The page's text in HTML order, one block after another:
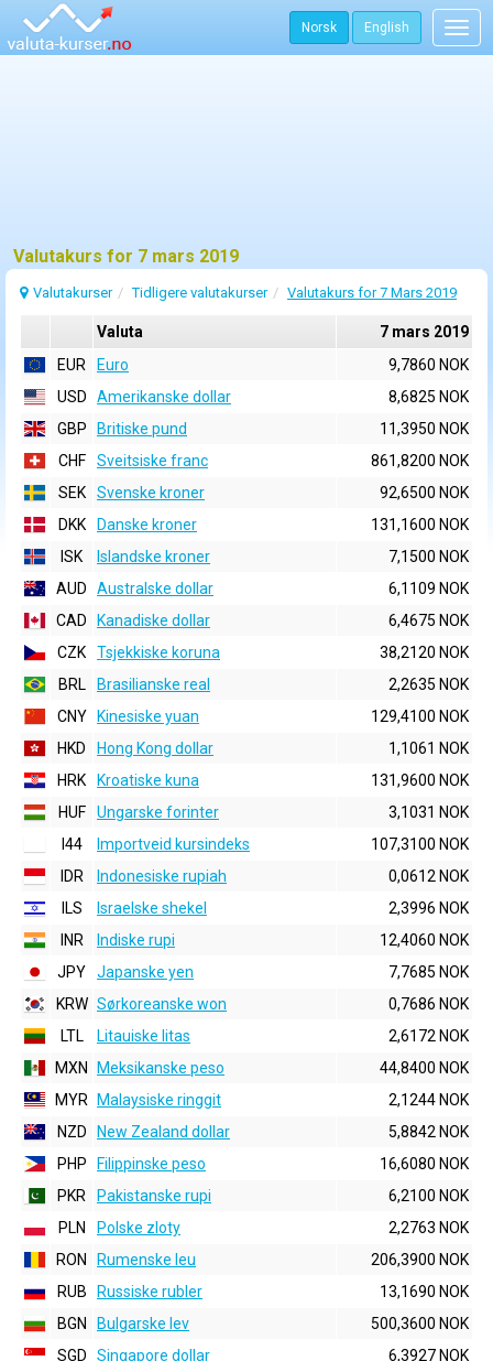
Norsk English
Valutakurs for 7 mars 2019
Valutakurser Tidligere valutakurser Valutakurs for 7 Mars 2019
Valuta
7 mars 2019
EUR
Euro
9,7860 NOK
USD
Amerikanske dollar
8,6825 NOK
GBP
Britiske pund
11,3950 NOK
CHF
Sveitsiske franc
861,8200 NOK
SEK
Svenske kroner
92,6500 NOK
DKK
Danske kroner
131,1600 NOK
ISK
Islandske kroner
7,1500 NOK
AUD
Australske dollar
6,1109 NOK
CAD
Kanadiske dollar
6,4675 NOK
CZK
Tsjekkiske koruna
38,2120 NOK
BRL
Brasilianske real
2,2635 NOK
CNY
Kinesiske yuan
129,4100 NOK
HKD
Hong Kong dollar
1,1061 NOK
HRK
Kroatiske kuna
131,9600 NOK
HUF
Ungarske forinter
3,1031 NOK
I44
Importveid kursindeks
107,3100 NOK
IDR
Indonesiske rupiah
0,0612 NOK
ILS
Israelske shekel
2,3996 NOK
INR
Indiske rupi
12,4060 NOK
JPY
Japanske yen
7,7685 NOK
KRW Sørkoreanske won
0,7686 NOK
LTL
Litauiske litas
2,6172 NOK
MXN
Meksikanske peso
44,8400 NOK
MYR
Malaysiske ringgit
2,1244 NOK
NZD
New Zealand dollar
5,8842 NOK
PHP
Filippinske peso
16,6080 NOK
PKR
Pakistanske rupi
6,2100 NOK
PLN
Polske zloty
2,2763 NOK
RON
Rumenske leu
206,3900 NOK
RUB
Russiske rubler
13,1690 NOK
BGN
Bulgarske lev
500,3600 NOK
SGD
Singapore dollar
6,3927 NOK